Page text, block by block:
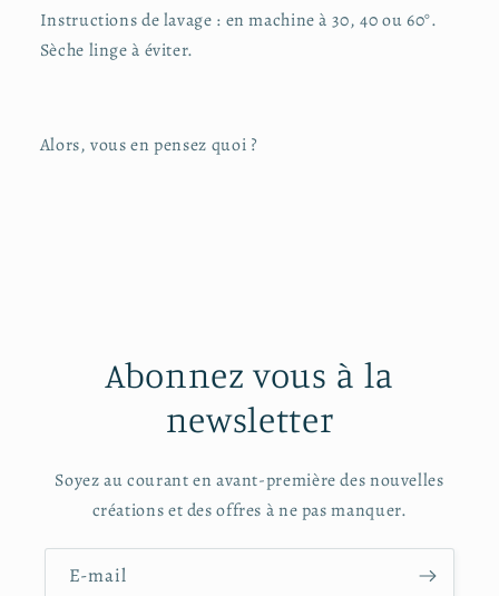
Instructions de lavage : en machine à 30, 40 ou 60°.
Sèche linge à éviter.
Alors, vous en pensez quoi ?
Abonnez vous à la
newsletter
Soyez au courant en avant-première des nouvelles
créations et des offres à ne pas manquer.
E-mail